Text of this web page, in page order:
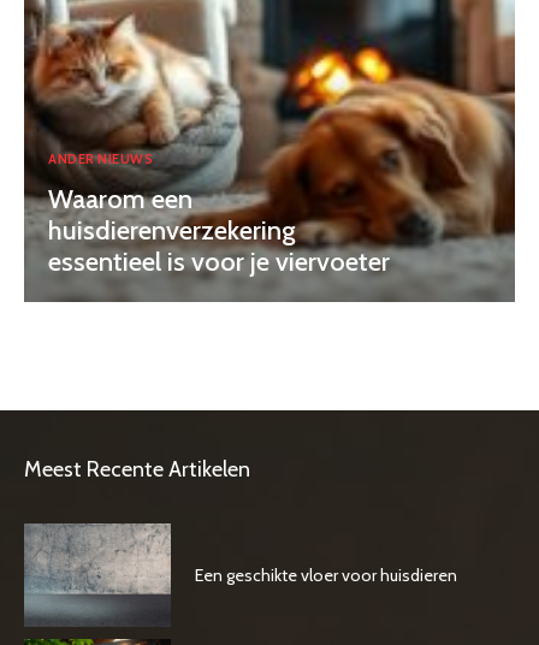
ANDER NIEUWS
Waarom een
huisdierenverzekering
essentieel is voor je viervoeter
Meest Recente Artikelen
Een geschikte vloer voor huisdieren